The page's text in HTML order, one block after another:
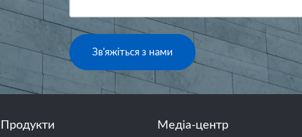
Зв'яжіться з нами
Продукти Медіа-центр